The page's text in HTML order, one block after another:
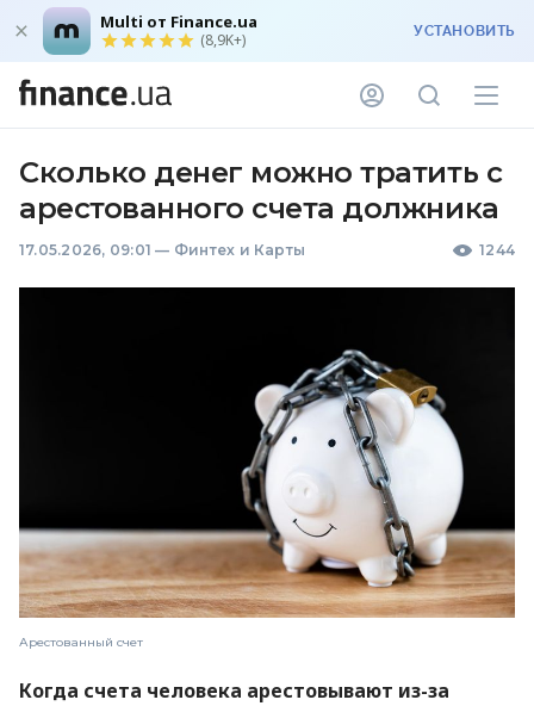
Multi от Finance.ua
(8,9K+) УСТАНОВИТЬ
Сколько денег можно тратить с
арестованного счета должника
17.05.2026, 09:01 — Финтех и Карты 1244
Арестованный счет
Когда счета человека арестовывают из-за